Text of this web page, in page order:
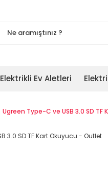
Elektrikli Ev Aletleri
Ugreen Type-C ve USB 3.0 SD